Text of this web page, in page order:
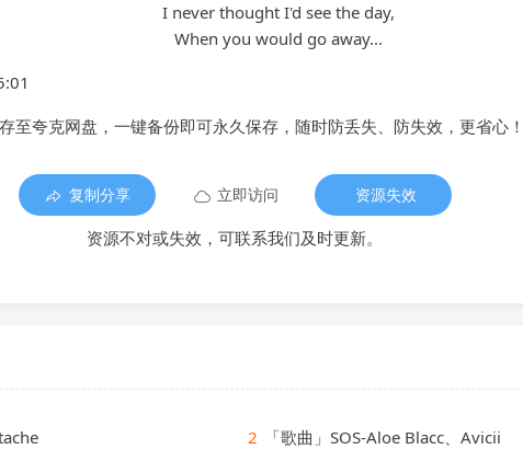
I never thought I'd see the day,
When you would go away...
至夸克网盘，一键备份即可永久保存，随时防丢失、防失效，更省心！
复制分享 立即访问 资源失效
资源不对或失效，可联系我们及时更新。
2 「歌曲」SOS-Aloe Blacc、Avicii